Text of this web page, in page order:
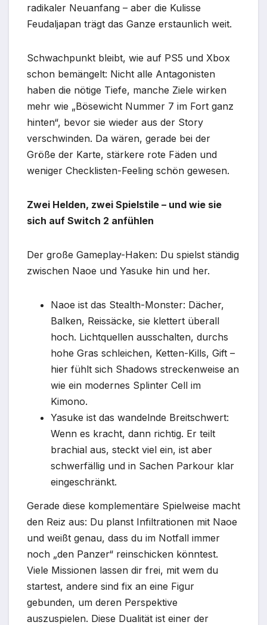
radikaler Neuanfang – aber die Kulisse
Feudaljapan trägt das Ganze erstaunlich weit.
Schwachpunkt bleibt, wie auf PS5 und Xbox
schon bemängelt: Nicht alle Antagonisten
haben die nötige Tiefe, manche Ziele wirken
mehr wie „Bösewicht Nummer 7 im Fort ganz
hinten“, bevor sie wieder aus der Story
verschwinden. Da wären, gerade bei der
Größe der Karte, stärkere rote Fäden und
weniger Checklisten-Feeling schön gewesen.
Zwei Helden, zwei Spielstile – und wie sie
sich auf Switch 2 anfühlen
Der große Gameplay-Haken: Du spielst ständig
zwischen Naoe und Yasuke hin und her.
Naoe ist das Stealth-Monster: Dächer,
Balken, Reissäcke, sie klettert überall
hoch. Lichtquellen ausschalten, durchs
hohe Gras schleichen, Ketten-Kills, Gift –
hier fühlt sich Shadows streckenweise an
wie ein modernes Splinter Cell im
Kimono.
Yasuke ist das wandelnde Breitschwert:
Wenn es kracht, dann richtig. Er teilt
brachial aus, steckt viel ein, ist aber
schwerfällig und in Sachen Parkour klar
eingeschränkt.
Gerade diese komplementäre Spielweise macht
den Reiz aus: Du planst Infiltrationen mit Naoe
und weißt genau, dass du im Notfall immer
noch „den Panzer“ reinschicken könntest.
Viele Missionen lassen dir frei, mit wem du
startest, andere sind fix an eine Figur
gebunden, um deren Perspektive
auszuspielen. Diese Dualität ist einer der